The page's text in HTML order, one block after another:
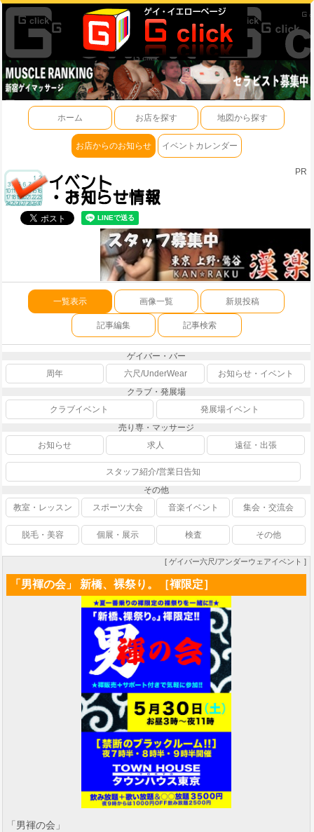
ホーム お店を探す 地図から探す
お店からのお知らせ イベントカレンダー
PR
一覧表示 画像一覧 新規投稿
記事編集 記事検索
ゲイバー・バー
周年
六尺/UnderWear
お知らせ・イベント
クラブ・発展場
クラブイベント
発展場イベント
売り専・マッサージ
お知らせ
求人 遠征・出張
スタッフ紹介/営業日告知
その他
教室・レッスン
スポーツ大会 音楽イベント 集会・交流会
脱毛・美容 個展・展示 検査 その他
[ ゲイバー六尺/アンダーウェアイベント ]
「男褌の会」 新橋、裸祭り。［褌限定］
「男褌の会」